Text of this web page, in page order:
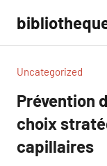
contenu
Uncategorized
Prévention
choix
capillaires